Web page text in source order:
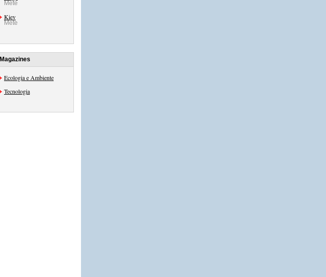
Mete
Kiev
Mete
Magazines
Ecologia e Ambiente
Tecnologia